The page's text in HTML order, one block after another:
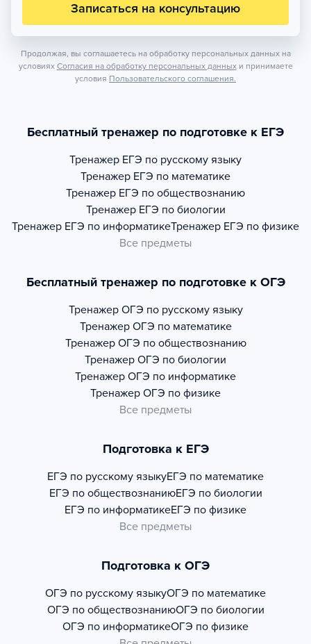
Записаться на консультацию
Продолжая, вы соглашаетесь на обработку персональных данных на
условиях Согласия на обработку персональных данных и принимаете
условия Пользовательского соглашения.
Бесплатный тренажер по подготовке к ЕГЭ
Тренажер ЕГЭ по русскому языку
Тренажер ЕГЭ по математике
Тренажер ЕГЭ по обществознанию
Тренажер ЕГЭ по биологии
Тренажер ЕГЭ по информатикеТренажер ЕГЭ по физике
Все предметы
Бесплатный тренажер по подготовке к ОГЭ
Тренажер ОГЭ по русскому языку
Тренажер ОГЭ по математике
Тренажер ОГЭ по обществознанию
Тренажер ОГЭ по биологии
Тренажер ОГЭ по информатике
Тренажер ОГЭ по физике
Все предметы
Подготовка к ЕГЭ
ЕГЭ по русскому языкуЕГЭ по математике
ЕГЭ по обществознаниюЕГЭ по биологии
ЕГЭ по информатикеЕГЭ по физике
Все предметы
Подготовка к ОГЭ
ОГЭ по русскому языкуОГЭ по математике
ОГЭ по обществознаниюОГЭ по биологии
ОГЭ по информатикеОГЭ по физике